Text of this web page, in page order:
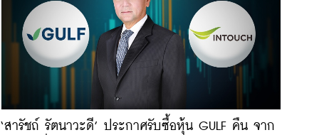
‘สารัชถ์ รัตนาวะดี’ ประกาศรับซื้อหุ้น GULF คืน จาก